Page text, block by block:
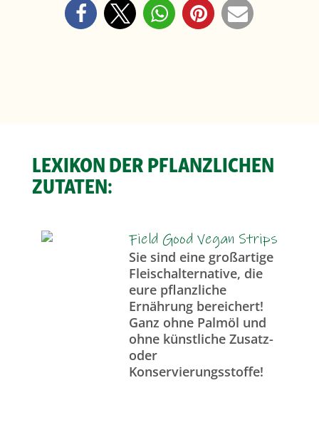
LEXIKON DER PFLANZLICHEN
ZUTATEN:
Field Good Vegan Strips
Sie sind eine großartige
Fleischalternative, die
eure pflanzliche
Ernährung bereichert!
Ganz ohne Palmöl und
ohne künstliche Zusatz-
oder
Konservierungsstoffe!